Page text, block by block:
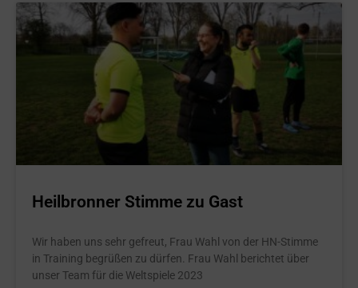
Heilbronner Stimme zu Gast
Wir haben uns sehr gefreut, Frau Wahl von der HN-Stimme
in Training begrüßen zu dürfen. Frau Wahl berichtet über
unser Team für die Weltspiele 2023